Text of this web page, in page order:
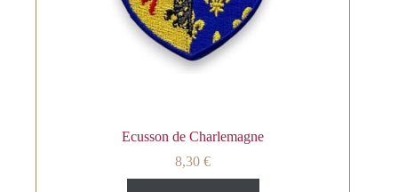
Ecusson de Charlemagne
8,30€